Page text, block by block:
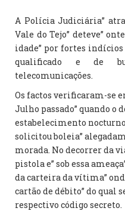
A Polícia Judiciária”
Vale do Tejo” deteve”
idade” por fortes
qualificado e de
telecomunicações.
Os factos verificaram-se
Julho passado” quando o
estabelecimento
solicitou boleia”
morada. No decorrer da
pistola e” sob essa
da carteira da vítima”
cartão de débito” do qual
respectivo código secreto.